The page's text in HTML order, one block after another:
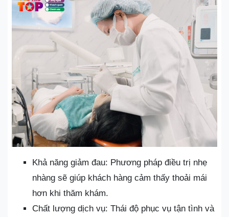
Khả năng giảm đau: Phương pháp điều trị nhẹ
nhàng sẽ giúp khách hàng cảm thấy thoải mái
hơn khi thăm khám.
Chất lượng dịch vụ: Thái độ phục vụ tận tình và